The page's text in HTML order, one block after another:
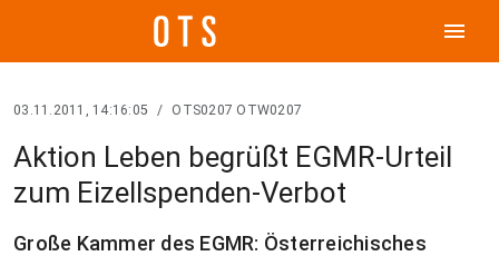
menu
03.11.2011, 14:16:05 / OTS0207 OTW0207
Aktion Leben begrüßt EGMR-Urteil
zum Eizellspenden-Verbot
Große Kammer des EGMR: Österreichisches